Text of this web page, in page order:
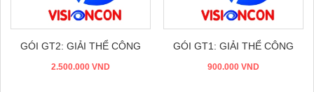
GÓI GT2: GIẢI THỂ CÔNG
TY
2.500.000 VND
GÓI GT1: GIẢI THỂ CÔNG
TY
900.000 VND